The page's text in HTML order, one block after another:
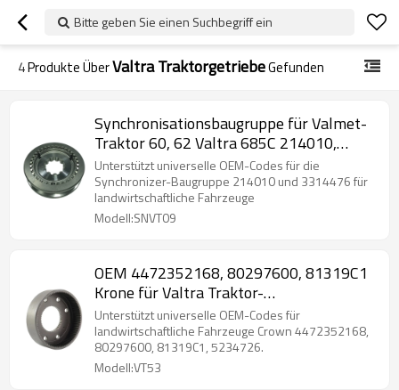
Bitte geben Sie einen Suchbegriff ein
4Produkte ÜberValtra TraktorgetriebeGefunden
Synchronisationsbaugruppe für Valmet-
Traktor 60, 62 Valtra 685C 214010,
3314476-PAIRGEARS
Unterstützt universelle OEM-Codes für die
Synchronizer-Baugruppe 214010 und 3314476 für
landwirtschaftliche Fahrzeuge
Modell:SNVT09
OEM 4472352168, 80297600, 81319C1
Krone für Valtra Traktor-
PAARZAHNRÄDER
Unterstützt universelle OEM-Codes für
landwirtschaftliche Fahrzeuge Crown 4472352168,
80297600, 81319C1, 5234726.
Modell:VT53